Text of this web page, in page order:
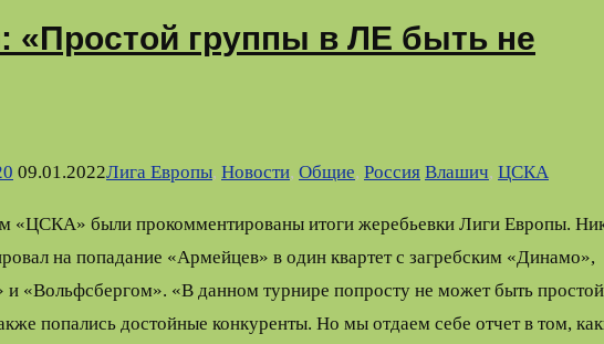
«Простой группы в ЛЕ быть не
09.01.2022Лига Европы, Новости, Общие, Россия Влашич, ЦСКА
«ЦСКА» были прокомментированы итоги жеребьевки Лиги Европы.
на попадание «Армейцев» в один квартет с загребским «Динамо»,
«Вольфсбергом». «В данном турнире попросту не может быть простой
попались достойные конкуренты. Но мы отдаем себе отчет в том,